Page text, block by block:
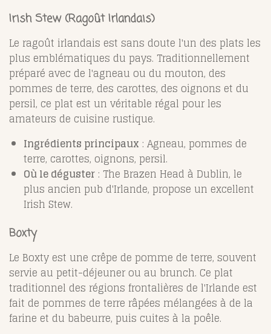
Irish Stew (Ragoût Irlandais)
Le ragoût irlandais est sans doute l'un des plats les
plus emblématiques du pays. Traditionnellement
préparé avec de l'agneau ou du mouton, des
pommes de terre, des carottes, des oignons et du
persil, ce plat est un véritable régal pour les
amateurs de cuisine rustique.
Ingrédients principaux : Agneau, pommes de
terre, carottes, oignons, persil.
Où le déguster : The Brazen Head à Dublin, le
plus ancien pub d'Irlande, propose un excellent
Irish Stew.
Boxty
Le Boxty est une crêpe de pomme de terre, souvent
servie au petit-déjeuner ou au brunch. Ce plat
traditionnel des régions frontalières de l'Irlande est
fait de pommes de terre râpées mélangées à de la
farine et du babeurre, puis cuites à la poêle.